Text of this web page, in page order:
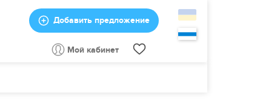
Добавить предложение
Мой кабинет